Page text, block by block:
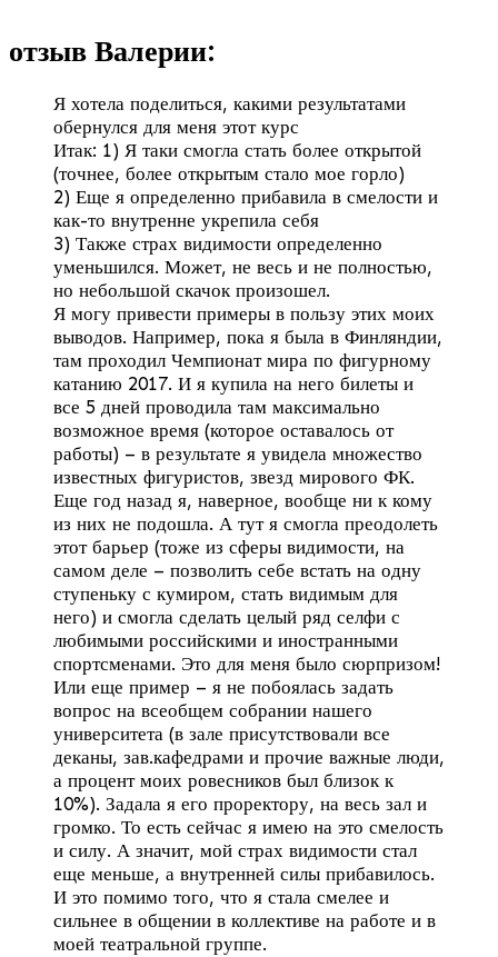
отзыв Валерии:
Я хотела поделиться, какими результатами
обернулся для меня этот курс
Итак: 1) Я таки смогла стать более открытой
(точнее, более открытым стало мое горло)
2) Еще я определенно прибавила в смелости и
как-то внутренне укрепила себя
3) Также страх видимости определенно
уменьшился. Может, не весь и не полностью,
но небольшой скачок произошел.
Я могу привести примеры в пользу этих моих
выводов. Например, пока я была в Финляндии,
там проходил Чемпионат мира по фигурному
катанию 2017. И я купила на него билеты и
все 5 дней проводила там максимально
возможное время (которое оставалось от
работы) – в результате я увидела множество
известных фигуристов, звезд мирового ФК.
Еще год назад я, наверное, вообще ни к кому
из них не подошла. А тут я смогла преодолеть
этот барьер (тоже из сферы видимости, на
самом деле – позволить себе встать на одну
ступеньку с кумиром, стать видимым для
него) и смогла сделать целый ряд селфи с
любимыми российскими и иностранными
спортсменами. Это для меня было сюрпризом!
Или еще пример – я не побоялась задать
вопрос на всеобщем собрании нашего
университета (в зале присутствовали все
деканы, зав.кафедрами и прочие важные люди,
а процент моих ровесников был близок к
10%). Задала я его проректору, на весь зал и
громко. То есть сейчас я имею на это смелость
и силу. А значит, мой страх видимости стал
еще меньше, а внутренней силы прибавилось.
И это помимо того, что я стала смелее и
сильнее в общении в коллективе на работе и в
моей театральной группе.